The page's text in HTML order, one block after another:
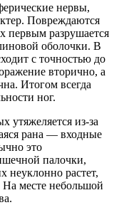
нервы,
Повреждаются
первым разрушается
оболочки. В
с точностью до
вторично, а
Итогом всегда
ног.
утяжеляется из-за
рана — входные
это
палочки,
неуклонно растет,
месте небольшой